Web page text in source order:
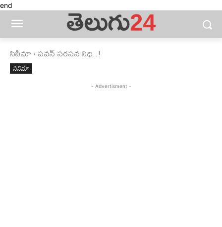
end
సినీమా పవన్‌ సరసన నిధి..!
సినీమా
- Advertisment -